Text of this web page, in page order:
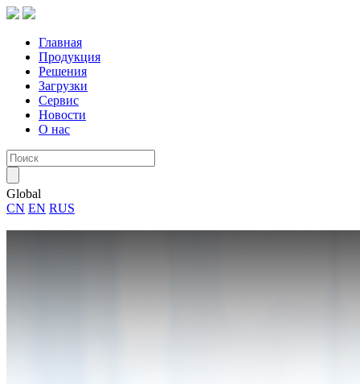
Главная
Продукция
Решения
Загрузки
Сервис
Новости
О нас
Global
CN EN RUS